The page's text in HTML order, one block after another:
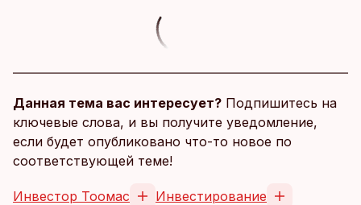
Данная тема вас интересует? Подпишитесь на
ключевые слова, и вы получите уведомление,
если будет опубликовано что-то новое по
соответствующей теме!
Инвестор Тоомас
Инвестирование